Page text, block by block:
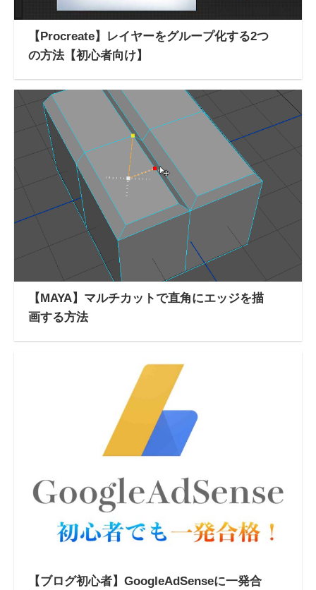
【Procreate】レイヤーをグループ化する2つ
の方法【初心者向け】
【MAYA】マルチカットで直角にエッジを描
画する方法
【ブログ初心者】GoogleAdSenseに一発合